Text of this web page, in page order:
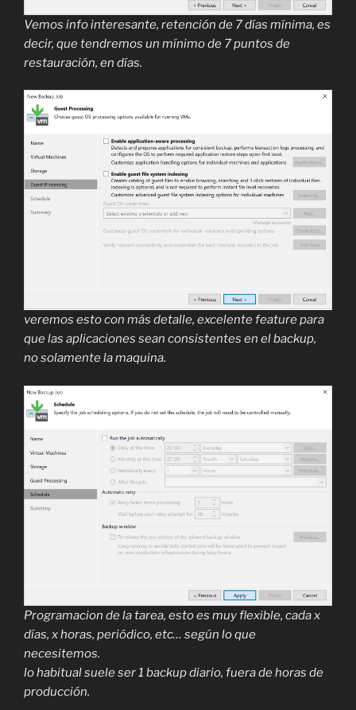
Vemos info interesante, retención de 7 días mínima, es
decir, que tendremos un mínimo de 7 puntos de
restauración, en días.
veremos esto con más detalle, excelente feature para
que las aplicaciones sean consistentes en el backup,
no solamente la maquina.
Programacion de la tarea, esto es muy flexible, cada x
días, x horas, periódico, etc… según lo que
necesitemos.
lo habitual suele ser 1 backup diario, fuera de horas de
producción.